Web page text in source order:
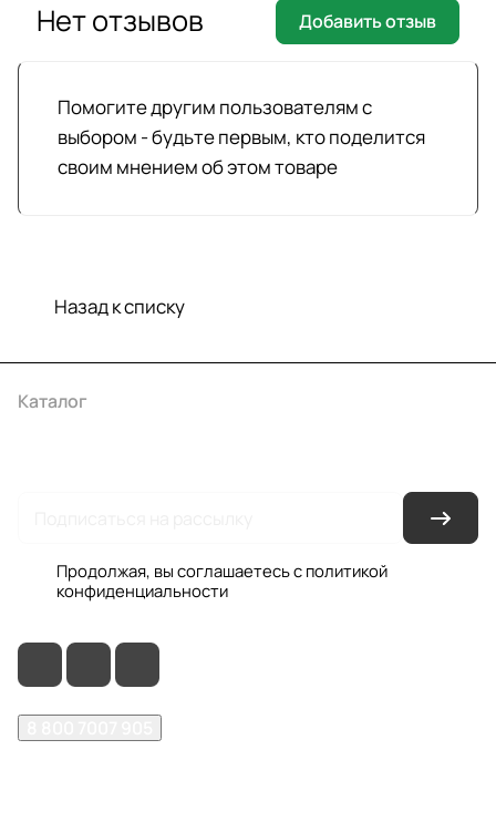
Помогите другим пользователям с
выбором - будьте первым, кто поделится
своим мнением об этом товаре
Нет отзывов Добавить отзыв
Назад к списку
Каталог
Продолжая, вы соглашаетесь с политикой
конфиденциальности